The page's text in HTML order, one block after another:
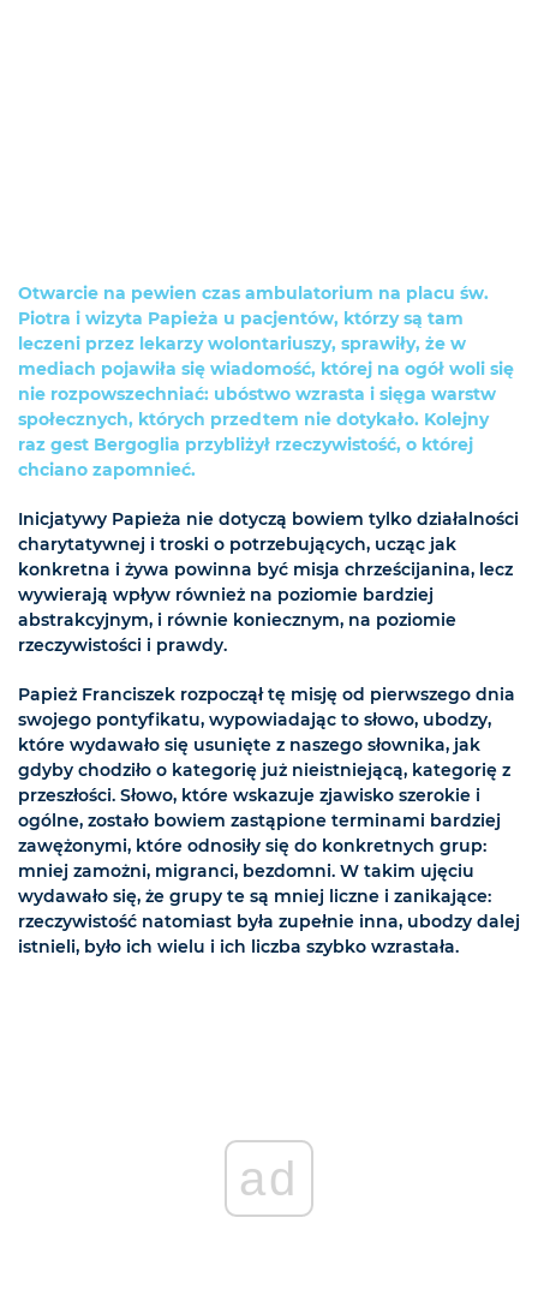
Otwarcie na pewien czas ambulatorium na placu św.
Piotra i wizyta Papieża u pacjentów, którzy są tam
leczeni przez lekarzy wolontariuszy, sprawiły, że w
mediach pojawiła się wiadomość, której na ogół woli się
nie rozpowszechniać: ubóstwo wzrasta i sięga warstw
społecznych, których przedtem nie dotykało. Kolejny
raz gest Bergoglia przybliżył rzeczywistość, o której
chciano zapomnieć.
Inicjatywy Papieża nie dotyczą bowiem tylko działalności
charytatywnej i troski o potrzebujących, ucząc jak
konkretna i żywa powinna być misja chrześcijanina, lecz
wywierają wpływ również na poziomie bardziej
abstrakcyjnym, i równie koniecznym, na poziomie
rzeczywistości i prawdy.
Papież Franciszek rozpoczął tę misję od pierwszego dnia
swojego pontyfikatu, wypowiadając to słowo, ubodzy,
które wydawało się usunięte z naszego słownika, jak
gdyby chodziło o kategorię już nieistniejącą, kategorię z
przeszłości. Słowo, które wskazuje zjawisko szerokie i
ogólne, zostało bowiem zastąpione terminami bardziej
zawężonymi, które odnosiły się do konkretnych grup:
mniej zamożni, migranci, bezdomni. W takim ujęciu
wydawało się, że grupy te są mniej liczne i zanikające:
rzeczywistość natomiast była zupełnie inna, ubodzy dalej
istnieli, było ich wielu i ich liczba szybko wzrastała.
ad